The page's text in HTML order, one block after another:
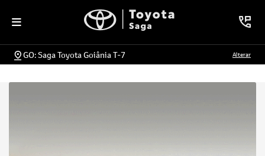
GO: Saga Toyota Goiânia T-7 Alterar